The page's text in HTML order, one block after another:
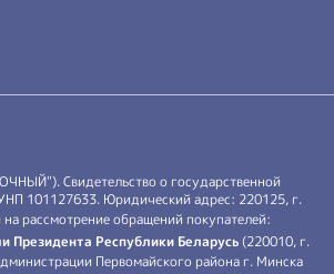
Свидетельство о государственной
101127633. Юридический адрес: 220125, г.
рассмотрение обращений покупателей:
Президента Республики Беларусь (220010, г.
Первомайского района г. Минска